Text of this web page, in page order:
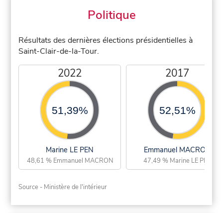
Politique
Résultats des dernières élections présidentielles à
Saint-Clair-de-la-Tour.
2022
51,39%
Marine LE PEN
48,61 % Emmanuel MACRON
2017
52,51%
Emmanuel MACRON
47,49 % Marine LE PEN
Source - Ministère de l'intérieur